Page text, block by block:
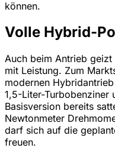
können.
Volle Hybrid-
Auch beim Antrieb
mit Leistung. Zum
modernen
1,5-Liter-Turbobenziner
Basisversion bereits
Newtonmeter
darf sich auf die
freuen.